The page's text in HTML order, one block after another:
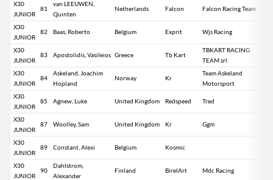
X30
JUNIOR
81
van LEEUWEN,
Quinten
Netherlands Falcon Falcon Racing Team
X30
JUNIOR
82 Baas, Roberto Belgium Exprit Wjs Racing
X30
JUNIOR
83 Apostolidis, Vasileios Greece Tb Kart
TBKART RACING
TEAM srl
X30
JUNIOR
84
Askeland, Joachim
Hopland
Norway Kr
Team Askeland
Motorsport
X30
JUNIOR
85 Agnew, Luke United Kingdom Redspeed Tred
X30
JUNIOR
87 Woolley, Sam United Kingdom Kr Ggm
X30
JUNIOR
89 Constant, Alexi Belgium Kosmic
X30
JUNIOR
90
Dahlstrom,
Alexander
Finland BirelArt Mdc Racing